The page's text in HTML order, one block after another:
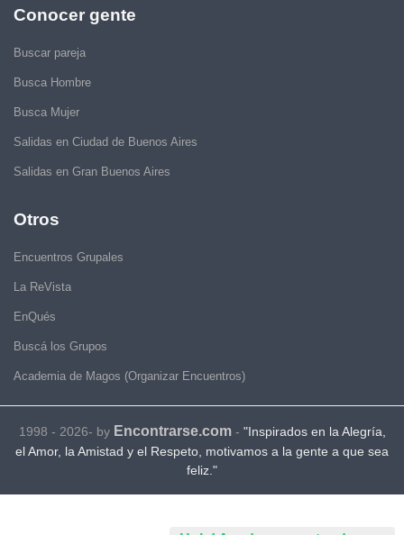
Conocer gente
Buscar pareja
Busca Hombre
Busca Mujer
Salidas en Ciudad de Buenos Aires
Salidas en Gran Buenos Aires
Otros
Encuentros Grupales
La ReVista
EnQués
Buscá los Grupos
Academia de Magos (Organizar Encuentros)
1998 - 2026- by Encontrarse.com- "Inspirados en la Alegría,
el Amor, la Amistad y el Respeto, motivamos a la gente a que sea
feliz."